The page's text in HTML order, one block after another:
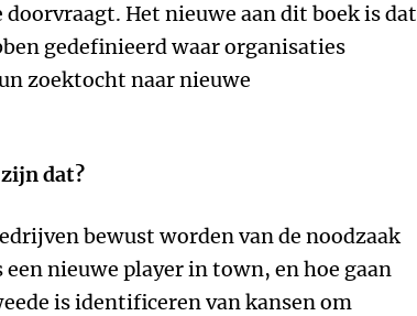
Het nieuwe aan dit boek is dat
gedefinieerd waar organisaties
zoektocht naar nieuwe
dat?
bewust worden van de noodzaak
nieuwe player in town, en hoe gaan
is identificeren van kansen om